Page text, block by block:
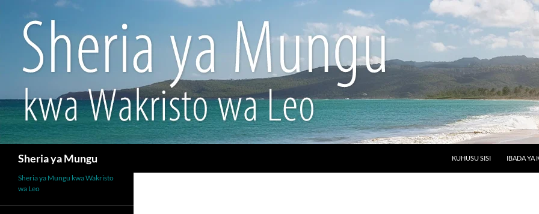
Sheria ya Mungu
KUHUSU SISI
IBADA YA
Sheria ya Mungu kwa Wakristo
wa Leo